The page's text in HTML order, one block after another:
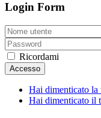
Login Form
Ricordami
Accesso
Hai dimenticato la
Hai dimenticato il